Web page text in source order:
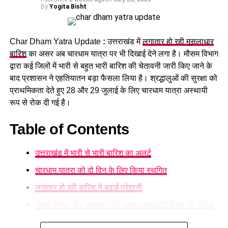
संशोधन
समाधान पर जोर।
छंटनी किए गए कर्मचारियों को दोबारा अवसर देने का प्रावधान।
वन विकास निगम की सेवा नियमावली में संशोधन, स्केलर पद के
लिए 100 अंकों की परीक्षा होगी।
ईको टूरिज्म को बढ़ावा देने के लिए जड़ी-बूटियों से जुड़ी
चंडीगढ़ के रहने वाले थे सभी कांवड़िए
एसपी सिटी अभय सिंह के मुताबिक, कांवड़ यात्राको देखते हुए घाटों पर
चेतावनी बोर्ड लगाए गए हैं और SDRF के जवानों की तैनाती भी की गई है।
इसके बावजूद ये कांवड़िए निर्धारित घाट से अलग जाकर नहर में स्नान कर
रहे थे। इसी दौरान चारों गहरे पानी में डूब गए।
सुरक्षित घाटों पर ही स्नान करने की अपील
पुलिस ने शवों को कब्जे में लेकर पोस्टमार्टम की कार्रवाई शुरू कर दी है।
प्रशासन की ओर से श्रद्धालुओं से अपील की जा रही है कि वे निर्धारित और
By Yogita Bisht
Char Dham Yatra Update : उत्तराखंड मेंलगातार हो रही मूसलाधार
बारिशका असर अब चारधाम यात्रा पर भी दिखाई देने लगा है। मौसम विभाग
द्वारा कई जिलों में भारी से बहुत भारी बारिश की चेतावनी जारी किए जाने के
बाद प्रशासन ने एहतियातन बड़ा फैसला लिया है। श्रद्धालुओं की सुरक्षा को
प्राथमिकता देते हुए 28 और 29 जुलाई के लिए चारधाम यात्रा अस्थायी
रूप से रोक दी गई है।
Table of Contents
उत्तराखंड में भारी से भारी बारिश का अलर्ट
चारधाम यात्रा को दो दिन के लिए किया स्थगित
लगातार हो रही बारिश ने बढ़ाई परेशानी